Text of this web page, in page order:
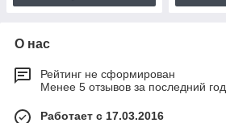
О нас
Рейтинг не сформирован
Менее 5 отзывов за последний год
Работает с 17.03.2016